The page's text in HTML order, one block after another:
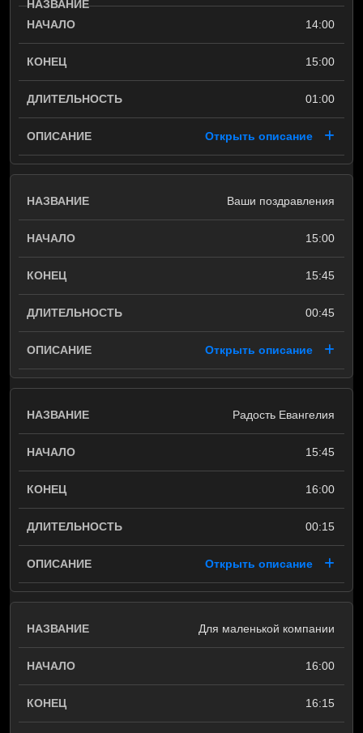
14:00
15:00
01:00
Открыть описание
Ваши поздравления
15:00
15:45
00:45
Открыть описание
Радость Евангелия
15:45
16:00
00:15
Открыть описание
Для маленькой компании
16:00
16:15